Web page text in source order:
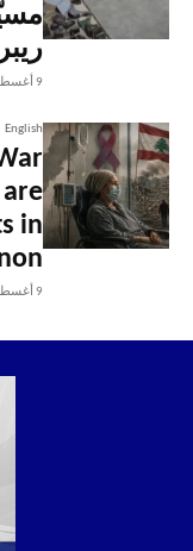
9 أغسطس، 2026
English
in
9 أغسطس، 2026